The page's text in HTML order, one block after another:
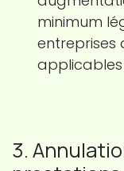
minimum
entreprises
applicables
3.